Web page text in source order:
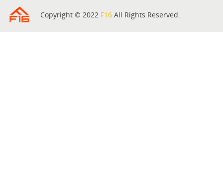
Copyright © 2022 F16 All Rights Reserved.